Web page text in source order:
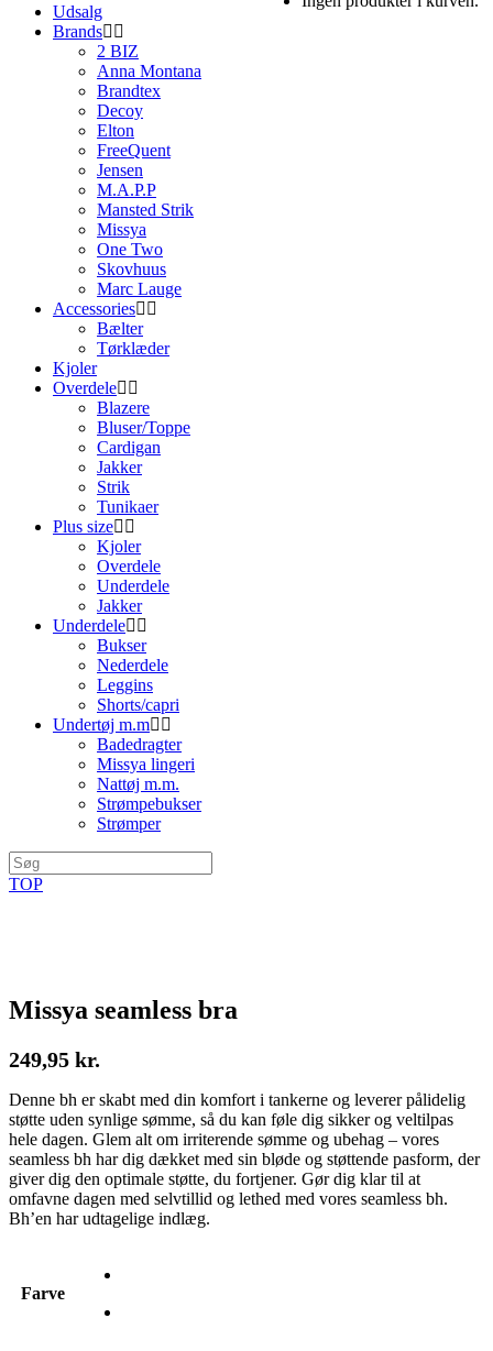
Udsalg
Brands
2 BIZ
Anna Montana
Brandtex
Decoy
Elton
FreeQuent
Jensen
M.A.P.P
Mansted Strik
Missya
One Two
Skovhuus
Marc Lauge
Accessories
Bælter
Tørklæder
Kjoler
Overdele
Blazere
Bluser/Toppe
Cardigan
Jakker
Strik
Tunikaer
Plus size
Kjoler
Overdele
Underdele
Jakker
Underdele
Bukser
Nederdele
Leggins
Shorts/capri
Undertøj m.m
Badedragter
Missya lingeri
Nattøj m.m.
Strømpebukser
Strømper
TOP
Missya seamless bra
249,95 kr.
Denne bh er skabt med din komfort i tankerne og leverer pålidelig
støtte uden synlige sømme, så du kan føle dig sikker og veltilpas
hele dagen. Glem alt om irriterende sømme og ubehag – vores
seamless bh har dig dækket med sin bløde og støttende pasform, der
giver dig den optimale støtte, du fortjener. Gør dig klar til at
omfavne dagen med selvtillid og lethed med vores seamless bh.
Bh’en har udtagelige indlæg.
Farve